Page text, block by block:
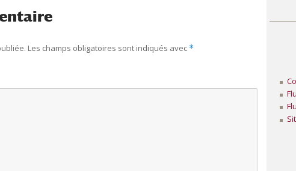
Les champs obligatoires sont indiqués avec *